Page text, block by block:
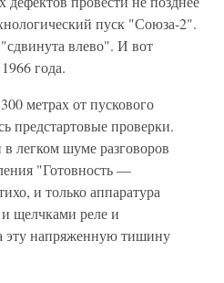
пуск "Союза-2".
влево". И вот
года.
метрах от пускового
предстартовые проверки.
легком шуме разговоров
"Готовность —
и только аппаратура
щелчками реле и
эту напряженную тишину